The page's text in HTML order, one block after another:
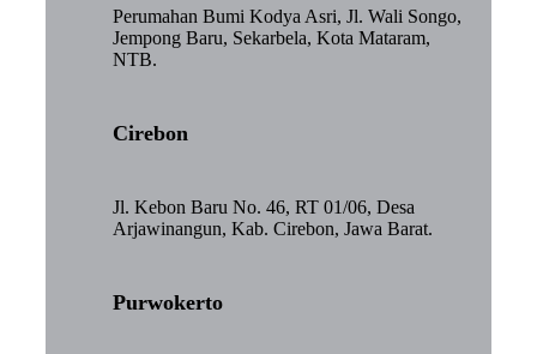
Perumahan Bumi Kodya Asri, Jl. Wali Songo,
Jempong Baru, Sekarbela, Kota Mataram,
NTB.
Cirebon
Jl. Kebon Baru No. 46, RT 01/06, Desa
Arjawinangun, Kab. Cirebon, Jawa Barat.
Purwokerto